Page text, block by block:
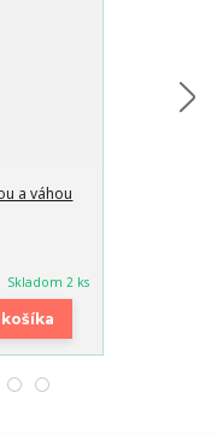
a váhou
Skladom 2 ks